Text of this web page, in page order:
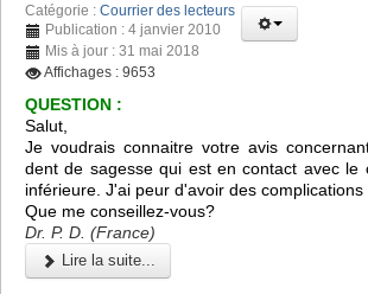
Catégorie : Courrier des lecteurs
Publication : 4 janvier 2010
Mis à jour : 31 mai 2018
Affichages : 9653
QUESTION :
Salut,
Je voudrais connaitre votre avis
dent de sagesse qui est en contact avec le
inférieure. J'ai peur d'avoir des complications
Que me conseillez-vous?
Dr. P. D. (France)
Lire la suite...